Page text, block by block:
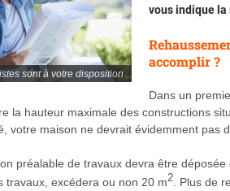
sont à votre disposition
vous indique
accomplir ?
Dans un
la hauteur maximale des constructions
votre maison ne devrait évidemment pas
préalable de travaux devra être
travaux, excédera ou non 20 m2 . Plus de